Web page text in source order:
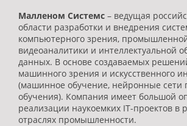
КОНТРОЛЬ
ПРОДУКЦИИ
Промышленный контроль на
зрения и машинного
ВИДЕОКОНТРОЛЬ
СОБЫТИЙ
Обнаружение и отслеживание
и событий на видео
ВИДЕОКОНТРОЛЬ И
Распознавание номеров
трафика, автоматизация
ВИДЕОКОНТРОЛЬ И
ТРАНСПОРТА
Идентификация и учет вагонов,
грузоперевозками, контроль
вагонов
Малленом Системс – ведущая
области разработки и внедрения
компьютерного зрения,
видеоаналитики и интеллектуальной
данных. В основе создаваемых
машинного зрения и искусственного
(машинное обучение, нейронные сети
обучения). Компания имеет большой
реализации наукоемких IT-проектов в
отраслях промышленности.